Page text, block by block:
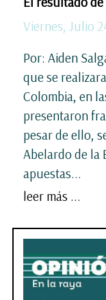
Viernes, Julio
Por: Aiden
que se
Colombia, en
presentaron
pesar de ello,
Abelardo de la
apuestas...
leer más ...